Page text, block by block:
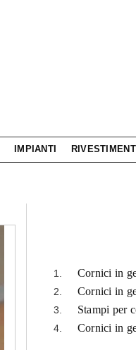
IMPIANTI RIVESTIMENTI
Cornici in
Cornici in
Stampi per
Cornici in